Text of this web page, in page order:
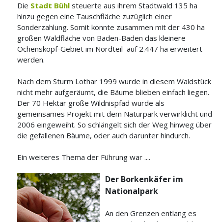
Die Stadt Bühl steuerte aus ihrem Stadtwald 135 ha
hinzu gegen eine Tauschfläche zuzüglich einer
Sonderzahlung. Somit konnte zusammen mit der 430 ha
großen Waldfläche von Baden-Baden das kleinere
Ochenskopf-Gebiet im Nordteil auf 2.447 ha erweitert
werden.
Nach dem Sturm Lothar 1999 wurde in diesem Waldstück
nicht mehr aufgeräumt, die Bäume blieben einfach liegen.
Der 70 Hektar große Wildnispfad wurde als
gemeinsames Projekt mit dem Naturpark verwirklicht und
2006 eingeweiht. So schlängelt sich der Weg hinweg über
die gefallenen Bäume, oder auch darunter hindurch.
Ein weiteres Thema der Führung war ....
Der Borkenkäfer im
Nationalpark
An den Grenzen entlang es